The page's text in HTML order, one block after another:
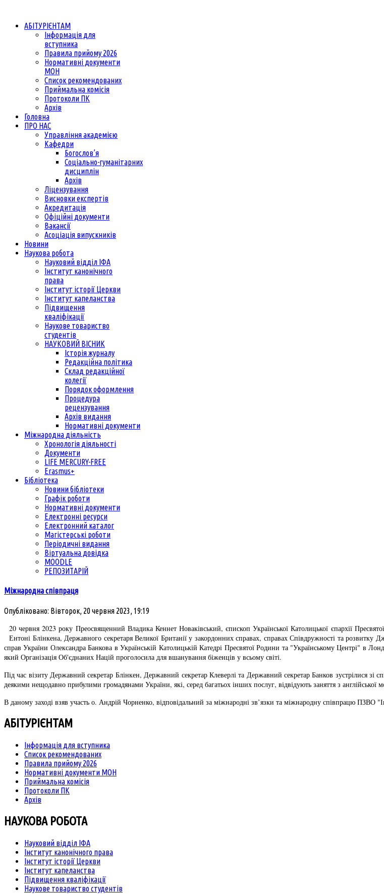
АБІТУРІЄНТАМ
Інформація для
вступника
Правила прийому 2026
Нормативні документи
МОН
Список рекомендованих
Приймальна комісія
Протоколи ПК
Архів
Головна
ПРО НАС
Управління академією
Кафедри
Богослов’я
Соціально-гуманітарних
дисциплін
Архів
Ліцензування
Висновки експертів
Акредитація
Офіційні документи
Вакансії
Асоціація випускників
Новини
Наукова робота
Науковий відділ ІФА
Інститут канонічного
права
Інститут історії Церкви
Інститут капеланства
Підвищення
кваліфікації
Наукове товариство
студентів
НАУКОВИЙ ВІСНИК
Історія журналу
Редакційна політика
Склад редакційної
колегії
Порядок оформлення
Процедура
рецензування
Архів видання
Нормативні документи
Міжнародна діяльність
Хронологія діяльності
Документи
LIFE MERCURY-FREE
Erasmus+
Бібліотека
Новини бібліотеки
Графік роботи
Нормативні документи
Електронні ресурси
Електронний каталог
Магістерські роботи
Періодичні видання
Віртуальна довідка
MOODLE
РЕПОЗИТАРІЙ
Міжнародна співпраця
Опубліковано: Вівторок, 20 червня 2023, 19:19
20 червня 2023 року Преосвященний Владика Кеннет Новаківський, єпископ Української Католицької єпархії
Ентоні Блінкена, Державного секретаря Великої Британії у закордонних справах, справах Співдружності та розвитку
справ України Олександра Банкова в Українській Католицькій Катедрі Пресвятої Родини та "Українському Центрі" в
який Організація Об'єднаних Націй проголосила для вшанування біженців у всьому світі.
Під час візиту Державний секретар Блінкен, Державний секретар Клеверлі та Державний секретар Банков зустрілися зі
деякими нещодавно прибулими громадянами України, які, серед багатьох інших послуг, відвідують заняття з
В даному заході взяв участь о. Андрій Чорненко, відповідальний за міжнародні зв’язки та міжнародну співпрацю ПЗВО
АБІТУРІЄНТАМ
Інформація для вступника
Список рекомендованих
Правила прийому 2026
Нормативні документи МОН
Приймальна комісія
Протоколи ПК
Архів
НАУКОВА РОБОТА
Науковий відділ ІФА
Інститут канонічного права
Інститут історії Церкви
Інститут капеланства
Підвищення кваліфікації
Наукове товариство студентів